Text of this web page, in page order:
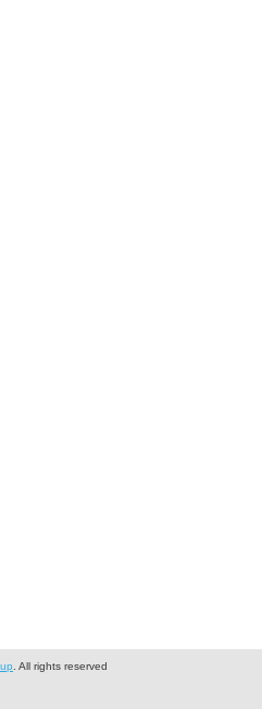
. All rights reserved